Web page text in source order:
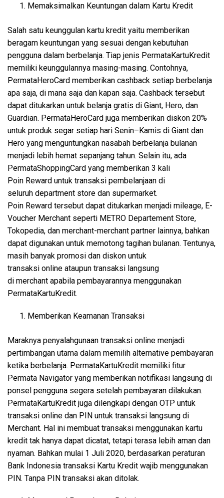
Memaksimalkan Keuntungan dalam Kartu Kredit
Salah satu keunggulan kartu kredit yaitu memberikan
beragam keuntungan yang sesuai dengan kebutuhan
pengguna dalam berbelanja. Tiap jenis PermataKartuKredit
memiliki keunggulannya masing-masing. Contohnya,
PermataHeroCard memberikan cashback setiap berbelanja
apa saja, di mana saja dan kapan saja. Cashback tersebut
dapat ditukarkan untuk belanja gratis di Giant, Hero, dan
Guardian. PermataHeroCard juga memberikan diskon 20%
untuk produk segar setiap hari Senin–Kamis di Giant dan
Hero yang menguntungkan nasabah berbelanja bulanan
menjadi lebih hemat sepanjang tahun. Selain itu, ada
PermataShoppingCard yang memberikan 3 kali
Poin Reward untuk transaksi pembelanjaan di
seluruh department store dan supermarket.
Poin Reward tersebut dapat ditukarkan menjadi mileage, E-
Voucher Merchant seperti METRO Departement Store,
Tokopedia, dan merchant-merchant partner lainnya, bahkan
dapat digunakan untuk memotong tagihan bulanan. Tentunya,
masih banyak promosi dan diskon untuk
transaksi online ataupun transaksi langsung
di merchant apabila pembayarannya menggunakan
PermataKartuKredit.
Memberikan Keamanan Transaksi
Maraknya penyalahgunaan transaksi online menjadi
pertimbangan utama dalam memilih alternative pembayaran
ketika berbelanja. PermataKartuKredit memiliki fitur
Permata Navigator yang memberikan notifikasi langsung di
ponsel pengguna segera setelah pembayaran dilakukan.
PermataKartuKredit juga dilengkapi dengan OTP untuk
transaksi online dan PIN untuk transaksi langsung di
Merchant. Hal ini membuat transaksi menggunakan kartu
kredit tak hanya dapat dicatat, tetapi terasa lebih aman dan
nyaman. Bahkan mulai 1 Juli 2020, berdasarkan peraturan
Bank Indonesia transaksi Kartu Kredit wajib menggunakan
PIN. Tanpa PIN transaksi akan ditolak.